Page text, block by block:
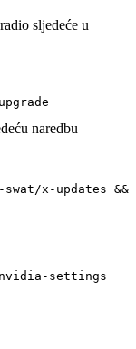
sljedeće u
naredbu
x-updates
settings